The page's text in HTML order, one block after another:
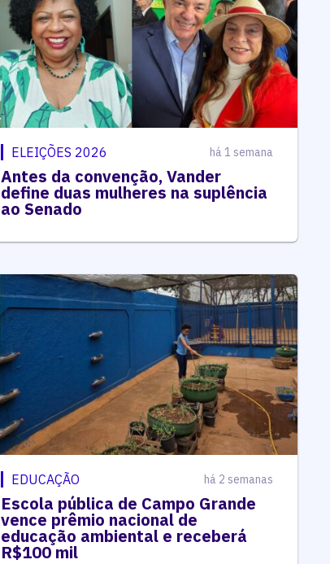
ELEIÇÕES 2026 há 1 semana
Antes da convenção, Vander
define duas mulheres na suplência
ao Senado
EDUCAÇÃO há 2 semanas
Escola pública de Campo Grande
vence prêmio nacional de
educação ambiental e receberá
R$100 mil